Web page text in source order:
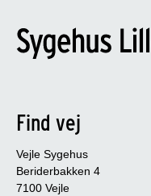
Find vej
Vejle Sygehus
Beriderbakken 4
7100 Vejle